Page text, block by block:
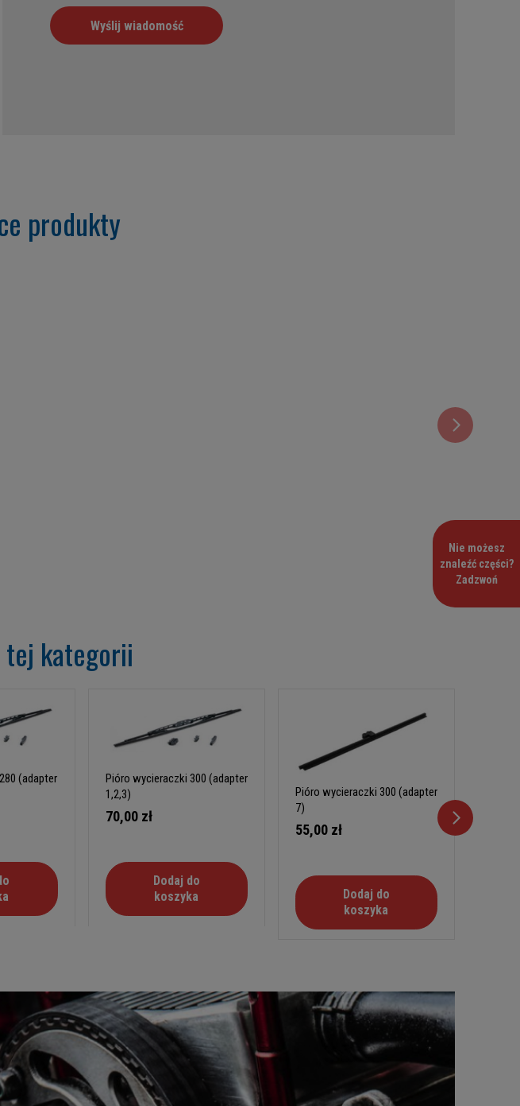
produkty
kategorii
(adapter
Pióro wycieraczki 300 (adapter
1,2,3)
70,00 zł
Dodaj do
koszyka
Pióro wycieraczki 300 (adapter
7)
55,00 zł
Dodaj do
koszyka
Nie możesz
znaleźć części?
Zadzwoń